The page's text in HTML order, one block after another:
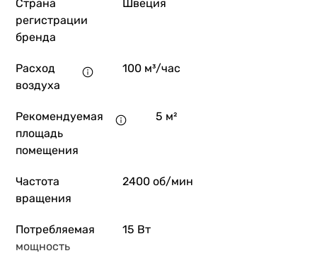
5 833грн
1 907грн
3 661грн
Страна
регистрации
бренда
Швеция
Расход
воздуха
100 м³/час
Рекомендуемая
площадь
помещения
5 м²
Частота
вращения
2400 об/мин
Потребляемая
мощность
15 Вт